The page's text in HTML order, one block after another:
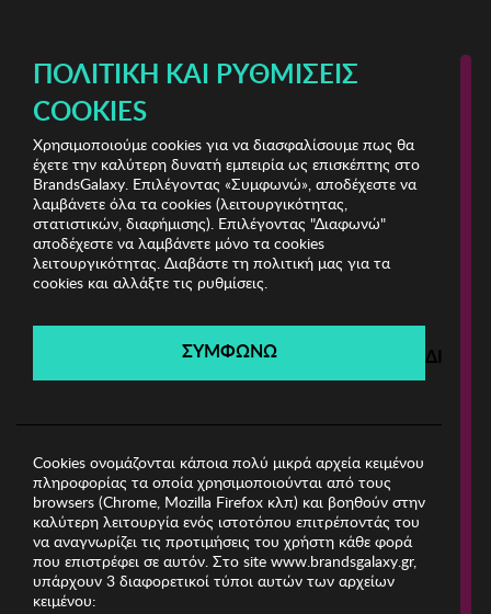
Home Bazaar Vol.2
Home Bazaar Vol.2
Λήγει σε: 00ημέρες | 00ώρες 00λεπτά 00δευτ.
Filters
ΠΟΛΙΤΙΚΉ ΚΑΙ ΡΥΘΜΊΣΕΙΣ
COOKIES
Χρησιμοποιούμε cookies για να διασφαλίσουμε πως θα
έχετε την καλύτερη δυνατή εμπειρία ως επισκέπτης στο
BrandsGalaxy. Επιλέγοντας «Συμφωνώ», αποδέχεστε να
λαμβάνετε όλα τα cookies (λειτουργικότητας,
στατιστικών, διαφήμισης). Επιλέγοντας "Διαφωνώ"
αποδέχεστε να λαμβάνετε μόνο τα cookies
λειτουργικότητας. Διαβάστε τη πολιτική μας για τα
cookies και αλλάξτε τις ρυθμίσεις.
ΣΥΜΦΩΝΩ
Cookies ονομάζονται κάποια πολύ μικρά αρχεία κειμένου
πληροφορίας τα οποία χρησιμοποιούνται από τους
browsers (Chrome, Mozilla Firefox κλπ) και βοηθούν στην
καλύτερη λειτουργία ενός ιστοτόπου επιτρέποντάς του
να αναγνωρίζει τις προτιμήσεις του χρήστη κάθε φορά
που επιστρέφει σε αυτόν. Στο site www.brandsgalaxy.gr,
υπάρχουν 3 διαφορετικοί τύποι αυτών των αρχείων
κειμένου: